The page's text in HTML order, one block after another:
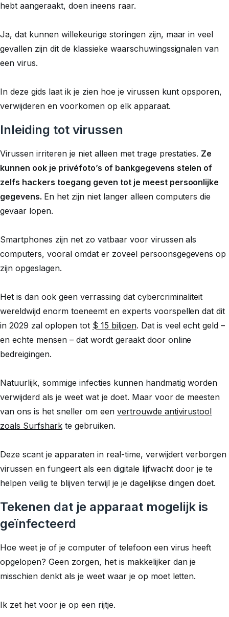
hebt aangeraakt, doen ineens raar.
Ja, dat kunnenwillekeurige storingen zijn, maar in veel
gevallen zijn dit de klassieke waarschuwingssignalen van
een virus.
In deze gids laat ik je zien hoe je virussen kunt opsporen,
verwijderen en voorkomen op elk apparaat.
Inleiding tot virussen
Virussen irriteren je niet alleen met trage prestaties. Ze
kunnen ook je privéfoto’s of bankgegevens stelen of
zelfs hackers toegang geven tot je meest persoonlijke
gegevens. En het zijn niet langer alleen computers die
gevaar lopen.
Smartphones zijn net zo vatbaar voor virussen als
computers, vooral omdat er zoveel persoonsgegevens op
zijn opgeslagen.
Het is dan ook geen verrassing dat cybercriminaliteit
wereldwijd enorm toeneemt en experts voorspellen dat dit
in 2029 zal oplopen tot $ 15 biljoen. Dat is veel echt geld –
en echte mensen – dat wordt geraakt door online
bedreigingen.
Natuurlijk, sommige infecties kunnen handmatig worden
verwijderd als je weet wat je doet. Maar voor de meesten
van ons is het sneller om een vertrouwde antivirustool
zoals Surfsharkte gebruiken.
Deze scant je apparaten in real-time, verwijdert verborgen
virussen en fungeert als een digitale lijfwacht door je te
helpen veilig te blijven terwijl je je dagelijkse dingen doet.
Tekenen dat je apparaat mogelijk is
geïnfecteerd
Hoe weet je of je computer of telefoon een virus heeft
opgelopen? Geen zorgen, het is makkelijker dan je
misschien denkt als je weet waar je op moet letten.
Ik zet het voor je op een rijtje.